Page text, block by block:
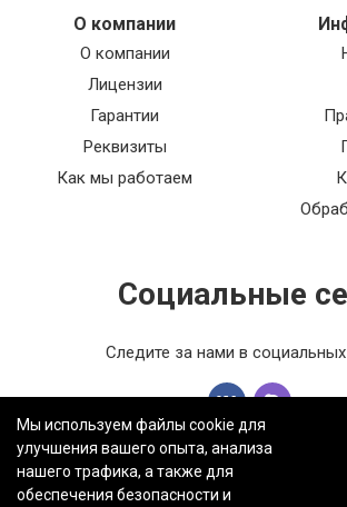
О компании
О компании
Лицензии
Гарантии
Реквизиты
Как мы работаем
Социальные
Следите за нами в социальных
Мы используем файлы cookie для
улучшения вашего опыта, анализа
нашего трафика, а также для
обеспечения безопасности и